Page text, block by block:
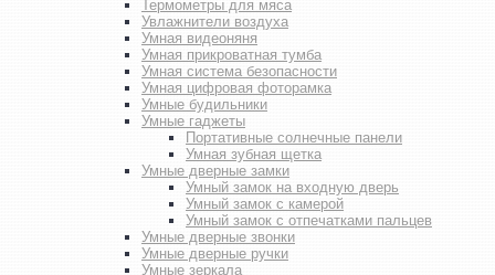
Термометры для мяса
Увлажнители воздуха
Умная видеоняня
Умная прикроватная тумба
Умная система безопасности
Умная цифровая фоторамка
Умные будильники
Умные гаджеты
Портативные солнечные панели
Умная зубная щетка
Умные дверные замки
Умный замок на входную дверь
Умный замок с камерой
Умный замок с отпечатками пальцев
Умные дверные звонки
Умные дверные ручки
Умные зеркала